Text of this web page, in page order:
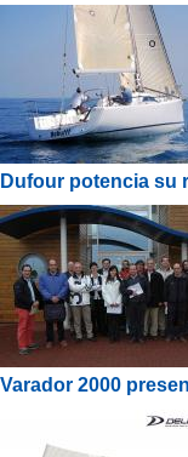
Dufour potencia su
Varador 2000